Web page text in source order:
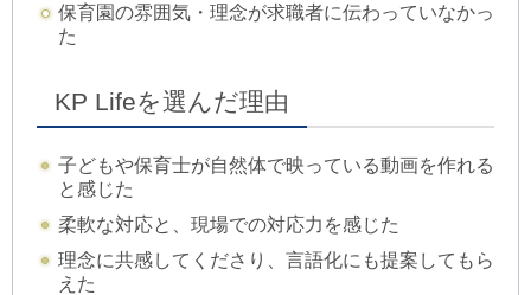
保育園の雰囲気・理念が求職者に伝わっていなかっ
た
KP Lifeを選んだ理由
子どもや保育士が自然体で映っている動画を作れる
と感じた
柔軟な対応と、現場での対応力を感じた
理念に共感してくださり、言語化にも提案してもら
えた